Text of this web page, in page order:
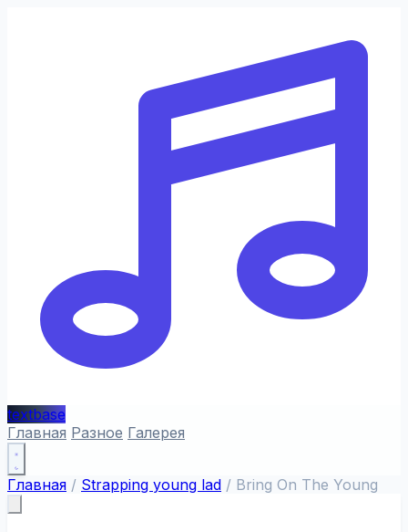
textbase
Главная Разное Галерея
Главная / Strapping young lad / Bring On The Young